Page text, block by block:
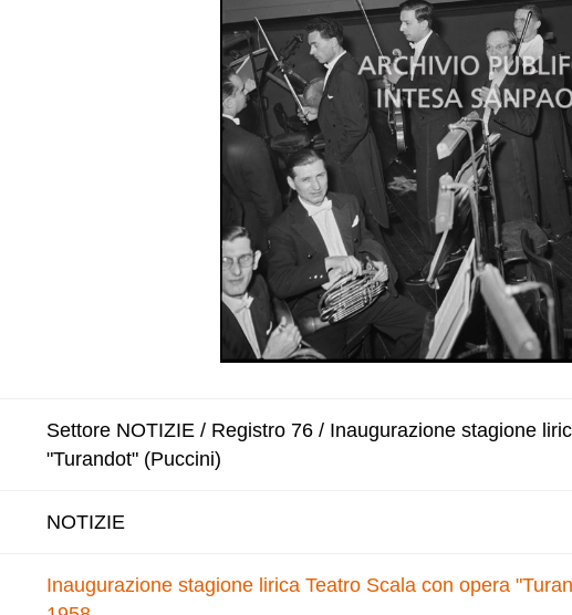
Settore NOTIZIE / Registro 76 / Inaugurazione stagione
"Turandot" (Puccini)
NOTIZIE
Inaugurazione stagione lirica Teatro Scala con opera